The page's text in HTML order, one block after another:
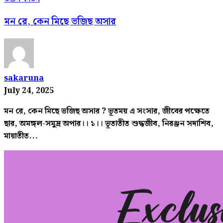
মন রে, কেন মিছে ভজিছ অসার
sakaruna
July 24, 2025
মন রে, কেন মিছে ভজিছ অসার ? ভূতময় এ সংসার, জীবের পক্ষেতে
ছার, অমঙ্গল-সমুদ্র অপার।। ১।। ভূতাতীত শুদ্ধজীব, নিরঞ্জন সদাশিব,
মায়াতীত...